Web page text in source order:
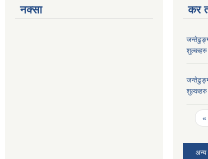
नक्सा कर
शुल्कहरु
शुल्कहरु
«
अन्य